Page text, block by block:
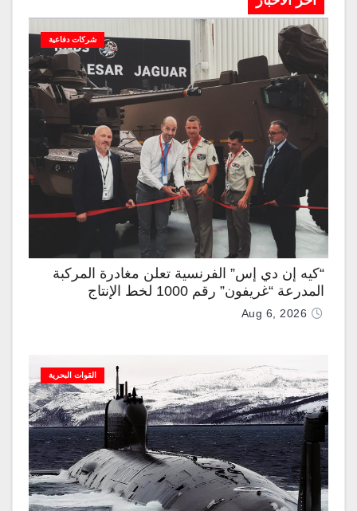
شركات دفاعية
“كيه إن دي إس” الفرنسية تعلن مغادرة المركبة
المدرعة “غريفون” رقم 1000 لخط الإنتاج
Aug 6, 2026
القوات البحرية